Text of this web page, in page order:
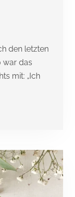
den letzten
war das
mit: „Ich